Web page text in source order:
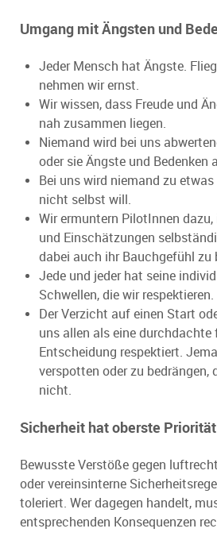
Umgang mit Ängsten und
Jeder Mensch hat Ängste.
nehmen wir ernst.
Wir wissen, dass Freude und
nah zusammen liegen.
Niemand wird bei uns
oder sie Ängste und Bedenken
Bei uns wird niemand zu
nicht selbst will.
Wir ermuntern PilotInnen
und Einschätzungen
dabei auch ihr Bauchgefühl zu
Jede und jeder hat seine
Schwellen, die wir respektieren.
Der Verzicht auf einen Start
uns allen als eine durchdachte
Entscheidung respektiert.
verspotten oder zu bedrängen,
nicht.
Sicherheit hat oberste Priorität
Bewusste Verstöße gegen
oder vereinsinterne
toleriert. Wer dagegen handelt,
entsprechenden Konsequenzen